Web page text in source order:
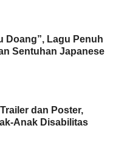
Doang”, Lagu Penuh
Sentuhan Japanese
dan Poster,
Anak Disabilitas